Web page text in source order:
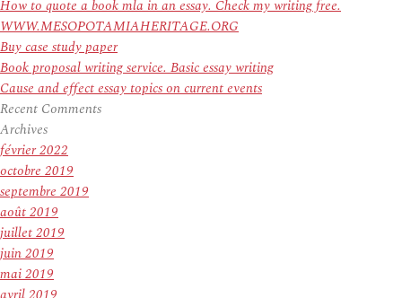
How to quote a book mla in an essay. Check my writing free.
WWW.MESOPOTAMIAHERITAGE.ORG
Buy case study paper
Book proposal writing service. Basic essay writing
Cause and effect essay topics on current events
Recent Comments
Archives
février 2022
octobre 2019
septembre 2019
août 2019
juillet 2019
juin 2019
mai 2019